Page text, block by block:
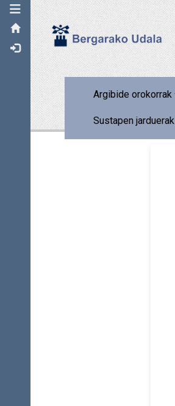
Toggle navigation
Argibide orokorrak
Sustapen jarduerak